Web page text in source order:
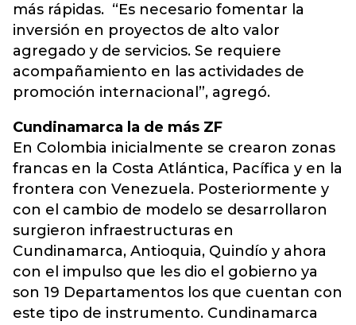
más rápidas. “Es necesario fomentar la
inversión en proyectos de alto valor
agregado y de servicios. Se requiere
acompañamiento en las actividades de
promoción internacional”, agregó.
Cundinamarca la de más ZF
En Colombia inicialmente se crearon zonas
francas en la Costa Atlántica, Pacífica y en la
frontera con Venezuela. Posteriormente y
con el cambio de modelo se desarrollaron
surgieron infraestructuras en
Cundinamarca, Antioquia, Quindío y ahora
con el impulso que les dio el gobierno ya
son 19 Departamentos los que cuentan con
este tipo de instrumento. Cundinamarca